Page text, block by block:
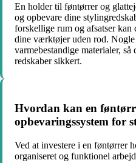
En holder til føntørrer og
og opbevare dine
forskellige rum og afsatser
dine værktøjer uden rod. Nogle
varmebestandige materialer,
redskaber sikkert.
Hvordan kan en
opbevaringssystem for
Ved at investere i en føntørrer
organiseret og funktionel